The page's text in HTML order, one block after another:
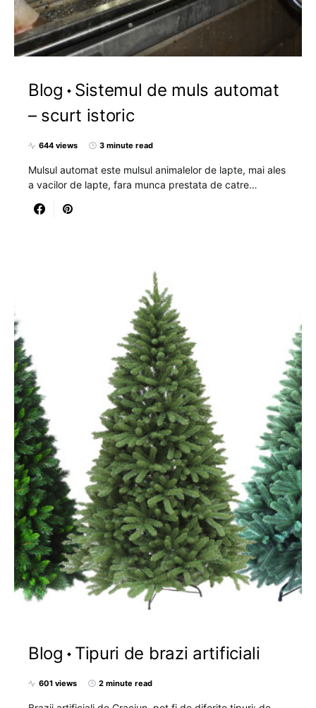
Blog
Sistemul de muls automat
– scurt istoric
644 views 3 minute read
Mulsul automat este mulsul animalelor de lapte, mai ales
a vacilor de lapte, fara munca prestata de catre…
Blog Tipuri de brazi artificiali
601 views 2 minute read